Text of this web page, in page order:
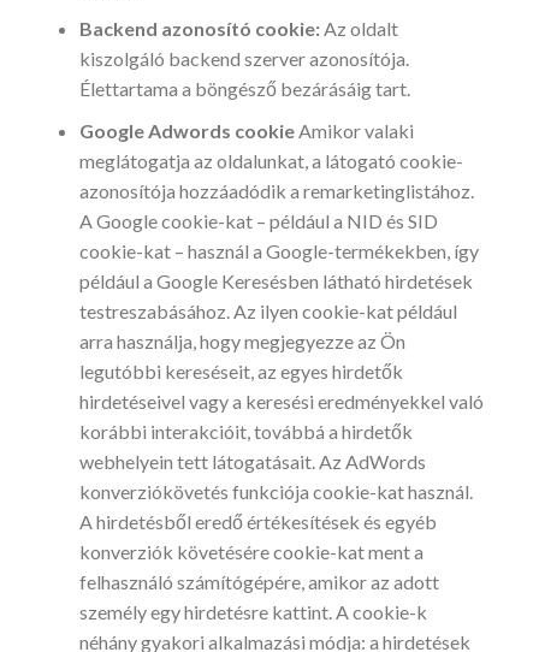
Backend azonosító cookie:Az oldalt
kiszolgáló backend szerver azonosítója.
Élettartama a böngésző bezárásáig tart.
Google Adwords cookieAmikor valaki
meglátogatja az oldalunkat, a látogató cookie-
azonosítója hozzáadódik a remarketinglistához.
A Google cookie-kat – például a NID és SID
cookie-kat – használ a Google-termékekben, így
például a Google Keresésben látható hirdetések
testreszabásához. Az ilyen cookie-kat például
arra használja, hogy megjegyezze az Ön
legutóbbi kereséseit, az egyes hirdetők
hirdetéseivel vagy a keresési eredményekkel való
korábbi interakcióit, továbbá a hirdetők
webhelyein tett látogatásait. Az AdWords
konverziókövetés funkciója cookie-kat használ.
A hirdetésből eredő értékesítések és egyéb
konverziók követésére cookie-kat ment a
felhasználó számítógépére, amikor az adott
személy egy hirdetésre kattint. A cookie-k
néhány gyakori alkalmazási módja: a hirdetések